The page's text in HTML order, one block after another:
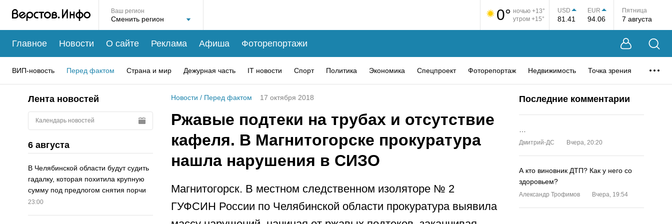
Ваш регион 0° ночью +13°
утром +15°
USD
81.41
EUR
94.06
Пятница
7 августа
Главное Новости О сайте Реклама Афиша Фоторепортажи
ВИП-новость Перед фактом Страна и мир Дежурная часть IT новости Спорт Политика Экономика Спецпроект Фоторепортаж Недвижимость Точка зрения
Лента новостей
Календарь новостей
6 августа
В Челябинской области будут судить
гадалку, которая похитила крупную
сумму под предлогом снятия порчи
23:00
Новости / Перед фактом 17 октября 2018
Ржавые подтеки на трубах и отсутствие
кафеля. В Магнитогорске прокуратура
нашла нарушения в СИЗО
Магнитогорск. В местном следственном изоляторе № 2
ГУФСИН России по Челябинской области прокуратура выявила
Последние комментарии
Дмитрий-ДС Вчера, 20:20
А кто виновник ДТП? Как у него со
здоровьем?
Александр Трофимов Вчера, 19:54